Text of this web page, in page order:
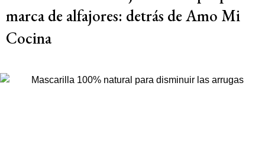
marca de alfajores: detrás de Amo Mi
Cocina